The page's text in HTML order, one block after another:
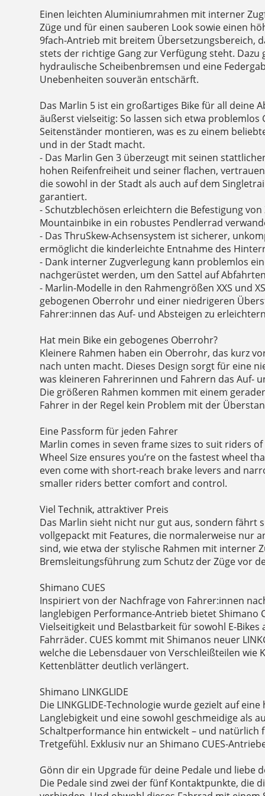
Einen leichten Aluminiumrahmen mit interner
Züge und für einen sauberen Look sowie einen
9fach-Antrieb mit breitem Übersetzungsbereich,
stets der richtige Gang zur Verfügung steht. Dazu
hydraulische Scheibenbremsen und eine
Unebenheiten souverän entschärft.
Das Marlin 5 ist ein großartiges Bike für all deine
äußerst vielseitig: So lassen sich etwa problemlos
Seitenständer montieren, was es zu einem
und in der Stadt macht.
- Das Marlin Gen 3 überzeugt mit seinen
hohen Reifenfreiheit und seiner flachen,
die sowohl in der Stadt als auch auf dem
garantiert.
- Schutzblechösen erleichtern die Befestigung
Mountainbike in ein robustes Pendlerrad
- Das ThruSkew-Achsensystem ist sicherer,
ermöglicht die kinderleichte Entnahme des
- Dank interner Zugverlegung kann problemlos
nachgerüstet werden, um den Sattel auf
- Marlin-Modelle in den Rahmengrößen XXS und
gebogenen Oberrohr und einer niedrigeren
Fahrer:innen das Auf- und Absteigen zu
Hat mein Bike ein gebogenes Oberrohr?
Kleinere Rahmen haben ein Oberrohr, das kurz
nach unten macht. Dieses Design sorgt für eine
was kleineren Fahrerinnen und Fahrern das Auf-
Die größeren Rahmen kommen mit einem
Fahrer in der Regel kein Problem mit der
Eine Passform für jeden Fahrer
Marlin comes in seven frame sizes to suit riders
Wheel Size ensures you’re on the fastest wheel
even come with short-reach brake levers and
smaller riders better comfort and control.
Viel Technik, attraktiver Preis
Das Marlin sieht nicht nur gut aus, sondern fährt
vollgepackt mit Features, die normalerweise nur
sind, wie etwa der stylische Rahmen mit interner
Bremsleitungsführung zum Schutz der Züge vor
Shimano CUES
Inspiriert von der Nachfrage von Fahrer:innen
langlebigen Performance-Antrieb bietet Shimano
Vielseitigkeit und Belastbarkeit für sowohl E-
Fahrräder. CUES kommt mit Shimanos neuer
welche die Lebensdauer von Verschleißteilen wie
Kettenblätter deutlich verlängert.
Shimano LINKGLIDE
Die LINKGLIDE-Technologie wurde gezielt auf
Langlebigkeit und eine sowohl geschmeidige als
Schaltperformance hin entwickelt – und natürlich
Tretgefühl. Exklusiv nur an Shimano CUES-
Gönn dir ein Upgrade für deine Pedale und liebe
Die Pedale sind zwei der fünf Kontaktpunkte, die